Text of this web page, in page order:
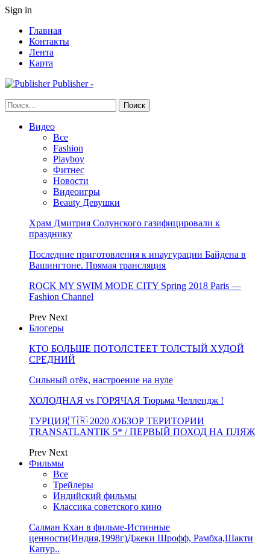
Sign in
Главная
Контакты
Лента
Карта
Publisher -
Видео
Все
Fashion
Playboy
Фитнес
Новости
Видеоигры
Beauty Девушки
Храм Дмитрия Солунского газифицировали к
празднику
Последние приготовления к инаугурации Байдена в
Вашингтоне. Прямая трансляция
ROCK MY SWIM MODE CITY Spring 2018 Paris —
Fashion Channel
Prev Next
Блогеры
КТО БОЛЬШЕ ПОТОЛСТЕЕТ ТОЛСТЫЙ ХУДОЙ
СРЕДНИЙ
Сильный отёк, настроение на нуле
ХОЛОДНАЯ vs ГОРЯЧАЯ Тюрьма Челлендж !
ТУРЦИЯ🇹🇷 2020 /ОБЗОР ТЕРИТОРИИ
TRANSATLANTIK 5* / ПЕРВЫЙ ПОХОД НА ПЛЯЖ
Prev Next
Фильмы
Все
Трейлеры
Индийский фильмы
Классика советского кино
Салман Кхан в фильме-Истинные
ценности(Индия,1998г)Джеки Шрофф, Рамбха,Шакти
Капур..